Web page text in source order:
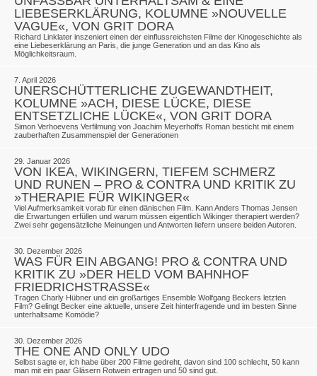
LIEBESERKLÄRUNG, KOLUMNE »NOUVELLE
VAGUE«, VON GRIT DORA
Richard Linklater inszeniert einen der einflussreichsten Filme der Kinogeschichte als
eine Liebeserklärung an Paris, die junge Generation und an das Kino als
Möglichkeitsraum.
7. April 2026
UNERSCHÜTTERLICHE ZUGEWANDTHEIT,
KOLUMNE »ACH, DIESE LÜCKE, DIESE
ENTSETZLICHE LÜCKE«, VON GRIT DORA
Simon Verhoevens Verfilmung von Joachim Meyerhoffs Roman besticht mit einem
zauberhaften Zusammenspiel der Generationen
29. Januar 2026
VON IKEA, WIKINGERN, TIEFEM SCHMERZ
UND RUNEN – PRO & CONTRA UND KRITIK ZU
»THERAPIE FÜR WIKINGER«
Viel Aufmerksamkeit vorab für einen dänischen Film. Kann Anders Thomas Jensen
die Erwartungen erfüllen und warum müssen eigentlich Wikinger therapiert werden?
Zwei sehr gegensätzliche Meinungen und Antworten liefern unsere beiden Autoren.
30. Dezember 2026
WAS FÜR EIN ABGANG! PRO & CONTRA UND
KRITIK ZU »DER HELD VOM BAHNHOF
FRIEDRICHSTRASSE«
Tragen Charly Hübner und ein großartiges Ensemble Wolfgang Beckers letzten
Film? Gelingt Becker eine aktuelle, unsere Zeit hinterfragende und im besten Sinne
unterhaltsame Komödie?
30. Dezember 2026
THE ONE AND ONLY UDO
Selbst sagte er, ich habe über 200 Filme gedreht, davon sind 100 schlecht, 50 kann
man mit ein paar Gläsern Rotwein ertragen und 50 sind gut.